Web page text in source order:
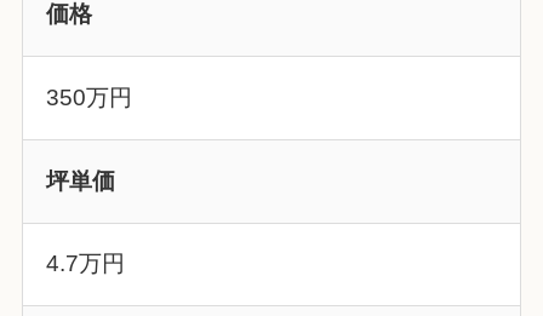
価格
350万円
坪単価
4.7万円